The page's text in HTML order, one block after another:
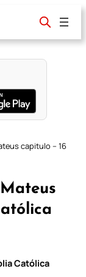
capitulo – 16
Católica